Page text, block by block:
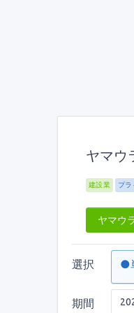
ヤマウ
建設業 プラ
ヤマウ
選択 ●
期間